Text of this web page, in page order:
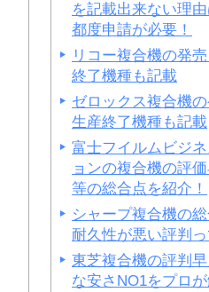
を記載出来ない理
都度申請が必要！
リコー複合機の発
終了機種も記載
ゼロックス複合機の
生産終了機種も記載
富士フイルムビジ
ョンの複合機の評
等の総合点を紹介！
シャープ複合機の総
耐久性が悪い評判っ
東芝複合機の評判
な安さNO1をプロが